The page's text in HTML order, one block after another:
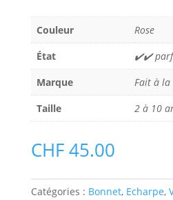
Couleur
Rose
État
✔️✔️
Marque
Fait à la
Taille
2 à 10
CHF45.00
Catégories : Bonnet, Echarpe,